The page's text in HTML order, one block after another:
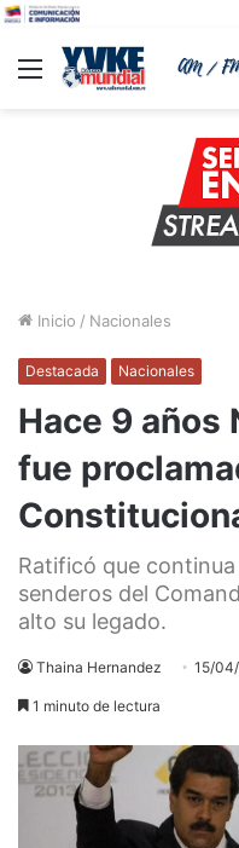
Menu
Inicio / Nacionales
Destacada Nacionales
Hace 9 años
fue
Ratificó que
senderos del
alto su legado.
Thaina Hernandez 15/
1 minuto de lectura